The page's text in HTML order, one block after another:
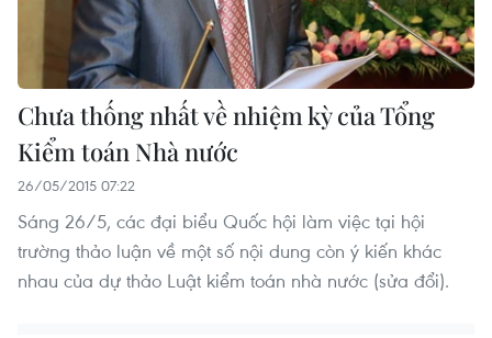
Chưa thống nhất về nhiệm kỳ của Tổng
Kiểm toán Nhà nước
26/05/2015 07:22
Sáng 26/5, các đại biểu Quốc hội làm việc tại hội
trường thảo luận về một số nội dung còn ý kiến khác
nhau của dự thảo Luật kiểm toán nhà nước (sửa đổi).